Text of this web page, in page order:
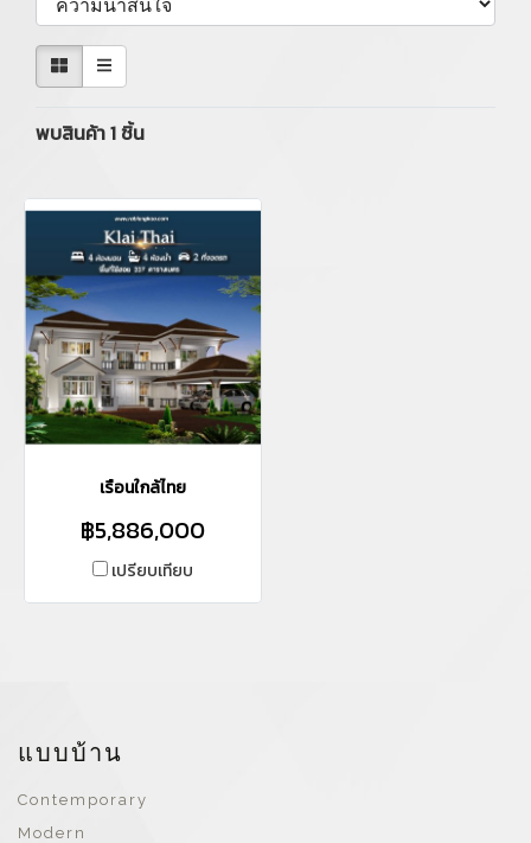
พบสินค้า 1 ชิ้น
เรือนใกล้ไทย
฿5,886,000
เปรียบเทียบ
แบบบ้าน
Contemporary
Modern